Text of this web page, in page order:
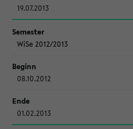
19.07.2013
WiSe 2012/2013
08.10.2012
01.02.2013